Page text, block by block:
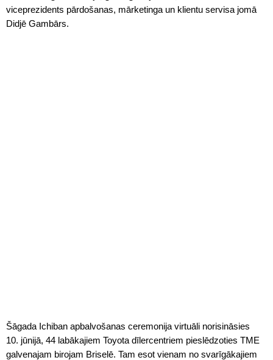
viceprezidents pārdošanas, mārketinga un klientu servisa jomā
Didjē Gambārs.
Šāgada Ichiban apbalvošanas ceremonija virtuāli norisināsies
10. jūnijā, 44 labākajiem Toyota dīlercentriem pieslēdzoties TME
galvenajam birojam Briselē. Tam esot vienam no svarīgākajiem